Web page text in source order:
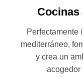
Perfectamente
mediterráneo,
y crea un
acogedor